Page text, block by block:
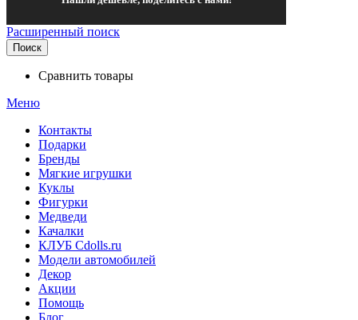
Расширенный поиск
Поиск
Сравнить товары
Меню
Контакты
Подарки
Бренды
Мягкие игрушки
Куклы
Фигурки
Медведи
Качалки
КЛУБ Cdolls.ru
Модели автомобилей
Декор
Акции
Помощь
Блог